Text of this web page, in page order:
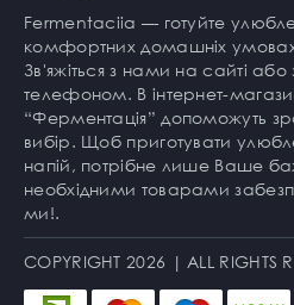
Fermentaciia — готуйте
комфортних домашніх
Зв'яжіться з нами на сайті або
телефоном. В інтернет-
“Ферментація” допоможуть
вибір. Щоб приготувати
напій, потрібне лише Ваше
необхідними товарами
ми!.
COPYRIGHT 2026 | ALL RIGHTS